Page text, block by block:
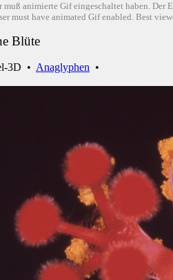
muß animierte Gif eingeschaltet haben. Der
must have animated Gif enabled. Best
Blüte
3D • Anaglyphen •